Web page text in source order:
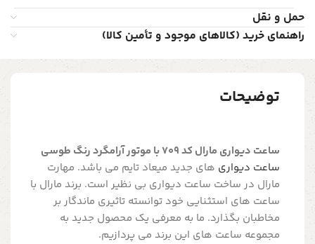
حمل و نقل
راهنمای خرید (کالاهای موجود و تأمین کالا)
توضیحات
ساعت دیواری مارال کد 709 با موتور آرامگرد رنگ طوسی
ساعت دیواری های جدید میعاد تایم می باشد. مهارت
مارال در ساخت ساعت دیواری بی نظیر است. برند مارال با
ساعت های استثنایی خود توانسته تاثیری ماندگار بر
مخاطبان بگذارد. ما به معرفی یک محصول جدید به
مجموعه ساعت های این برند می پردازیم.